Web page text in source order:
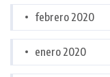
febrero 2020
enero 2020